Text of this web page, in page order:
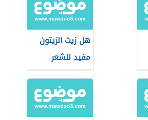
هل زيت الزيتون
مفيد للشعر